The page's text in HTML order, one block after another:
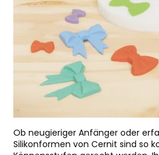
Ob neugieriger Anfänger oder
Silikonformen von Cernit sind so